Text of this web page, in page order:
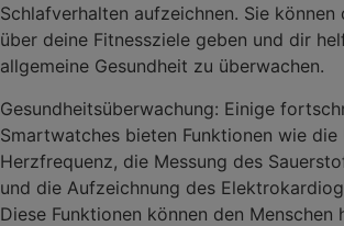
Schlafverhalten aufzeichnen. Sie können
über deine Fitnessziele geben und dir
allgemeine Gesundheit zu überwachen.
Gesundheitsüberwachung: Einige
Smartwatches bieten Funktionen wie
Herzfrequenz, die Messung des
und die Aufzeichnung des
Diese Funktionen können den Menschen